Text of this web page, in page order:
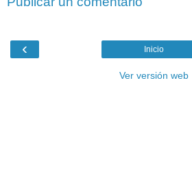
‹ Inicio
Ver versión web